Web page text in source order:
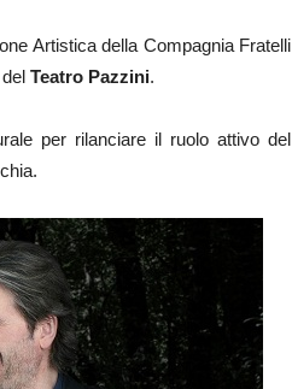
Artistica della Compagnia Fratelli
Teatro Pazzini.
per rilanciare il ruolo attivo del